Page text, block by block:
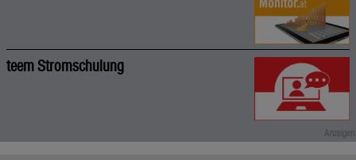
teem Stromschulung